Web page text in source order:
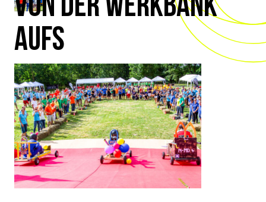
VON DER WERKBANK
AUFS
SIEGER­TREPPCHEN